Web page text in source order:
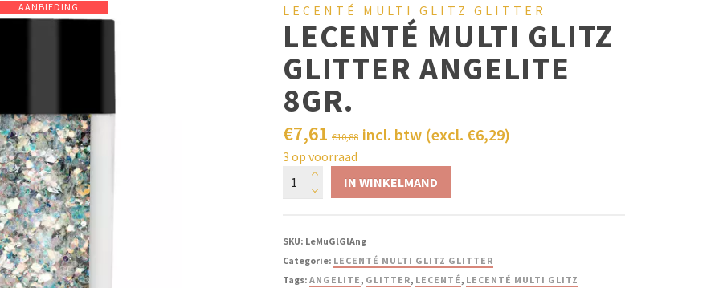
AANBIEDING LECENTÉ MULTI GLITZ GLITTER
LECENTÉ MULTI GLITZ
GLITTER ANGELITE
8GR.
€10,88
€7,61 incl. btw (excl. €6,29)
3 op voorraad
IN WINKELMAND
SKU: LeMuGlGlAng
Categorie: LECENTÉ MULTI GLITZ GLITTER
Tags: ANGELITE, GLITTER, LECENTÉ, LECENTÉ MULTI GLITZ